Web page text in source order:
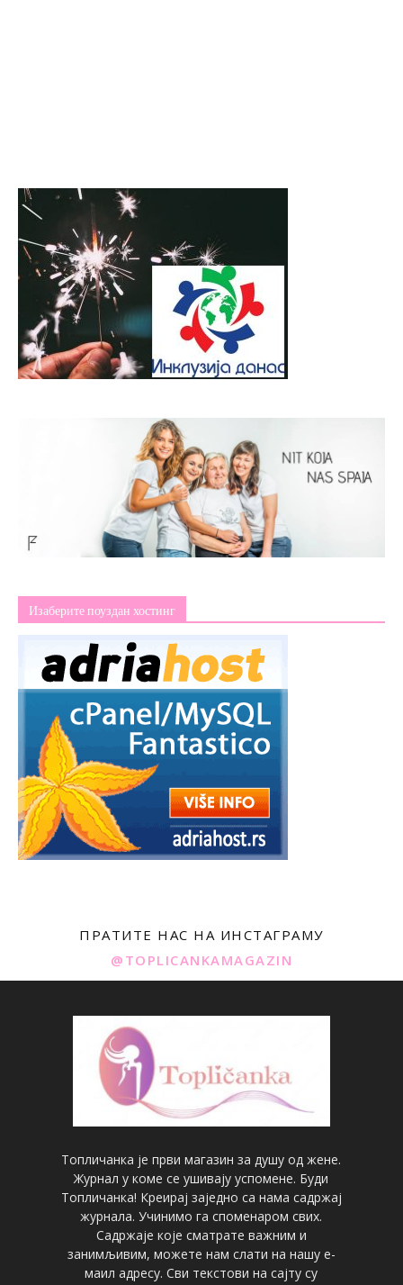
Изаберите поуздан хостинг
ПРАТИТЕ НАС НА ИНСТАГРАМУ
@TOPLICANKAMAGAZIN
Топличанка је први магазин за душу од жене.
Журнал у коме се ушивају успомене. Буди
Топличанка! Креирај заједно са нама садржај
журнала. Учинимо га споменаром свих.
Садржаје које сматрате важним и
занимљивим, можете нам слати на нашу е-
маил адресу. Сви текстови на сајту су